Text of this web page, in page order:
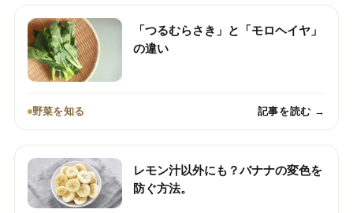
「つるむらさき」と「モロヘイヤ」
の違い
野菜を知る 記事を読む →
レモン汁以外にも？バナナの変色を
防ぐ方法。